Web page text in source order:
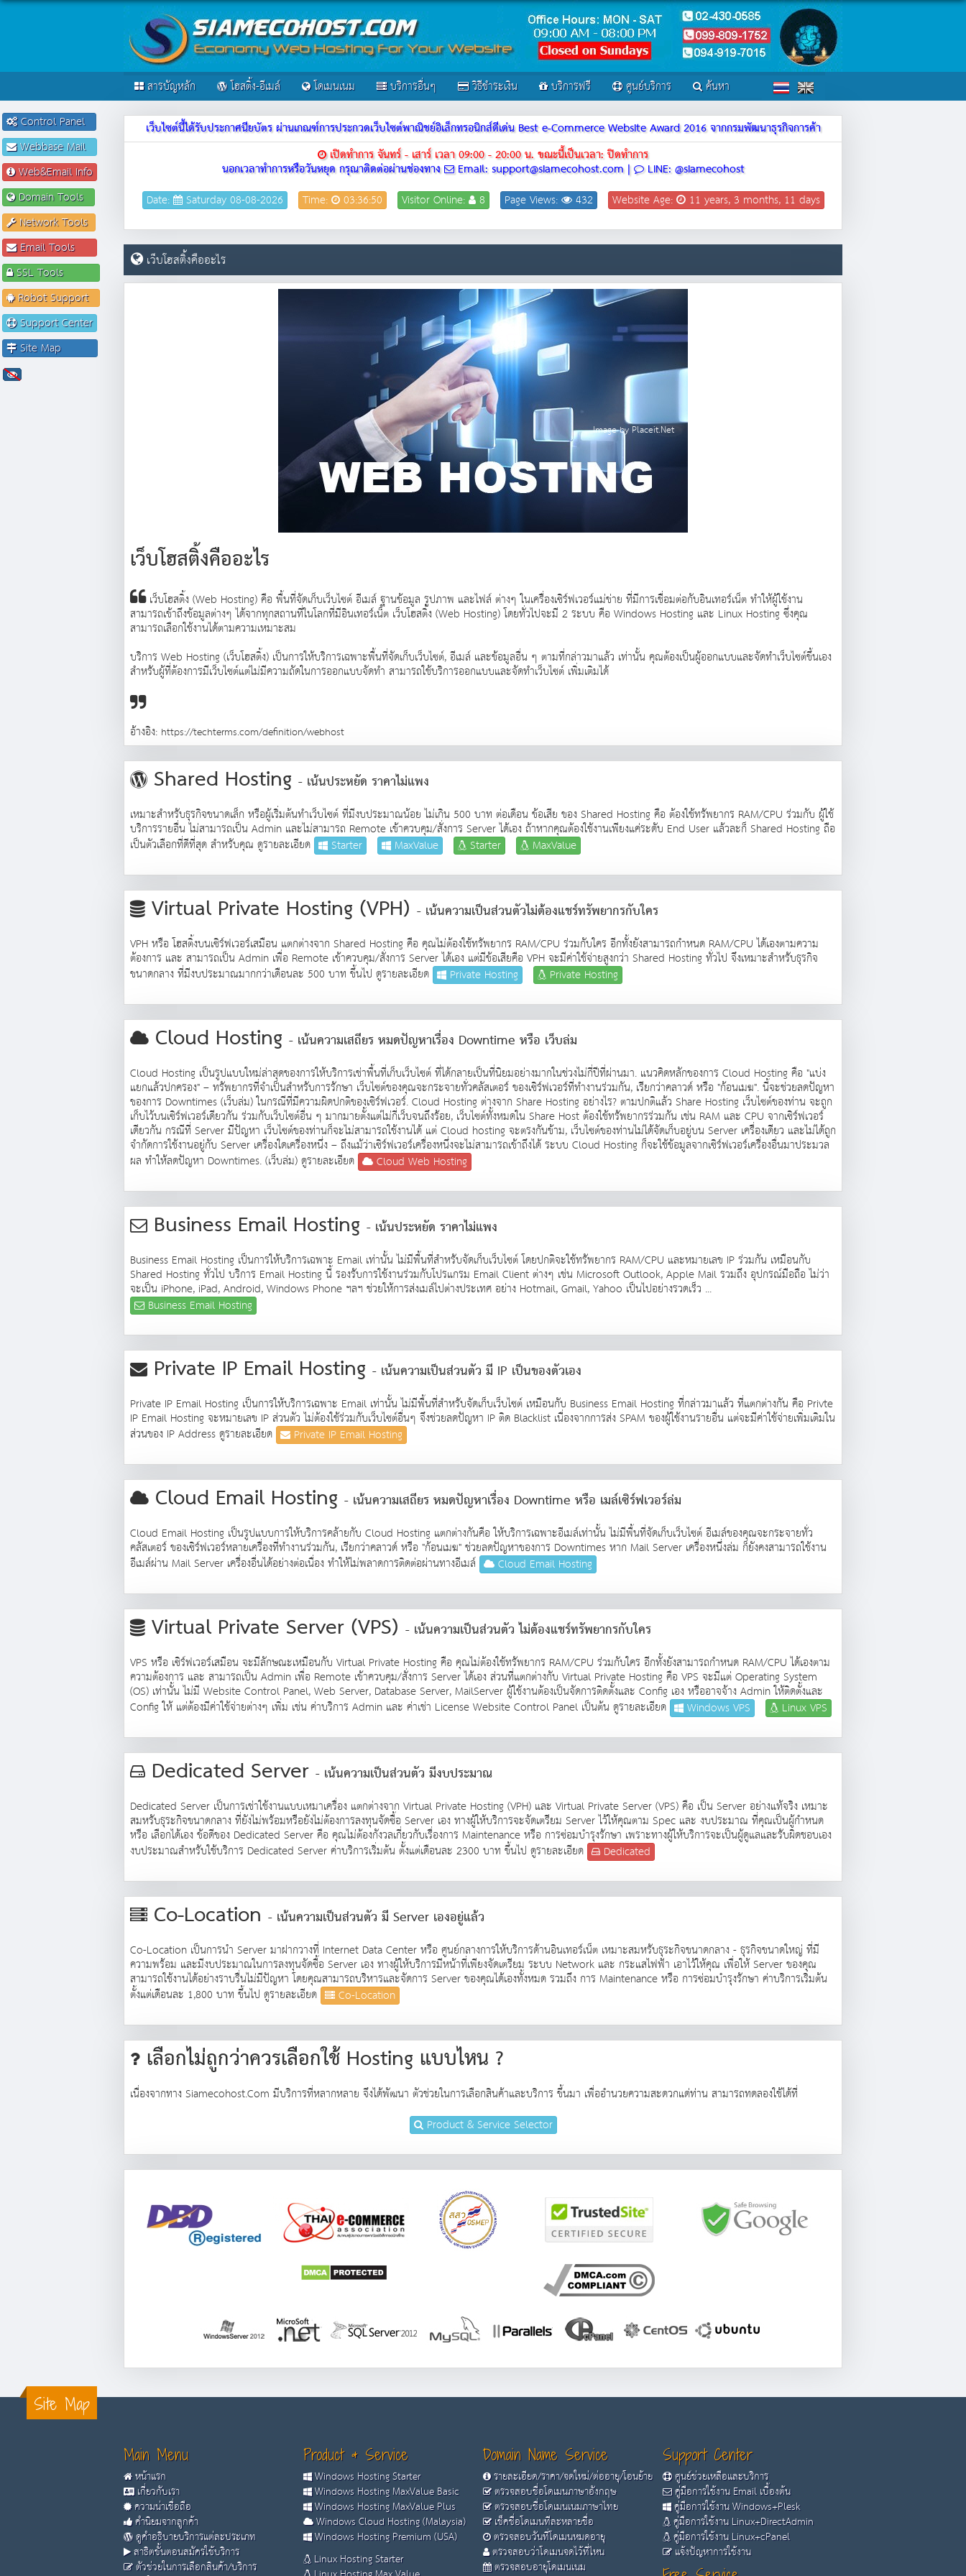
สารบัญหลัก โฮสติ้ง-อีเมล์ โดเมนเนม บริการอื่นๆ วิธีชำระเงิน บริการฟรี ศูนย์บริการ ค้นหา
เว็บไซต์นี้ได้รับประกาศนียบัตร ผ่านเกณฑ์การประกวดเว็บไซต์พาณิชย์อิเล็กทรอนิกส์ดีเด่น Best e-Commerce Website Award 2016 จากกรมพัฒนาธุรกิจการค้า
เปิดทำการ จันทร์ - เสาร์ เวลา 09:00 - 20:00 น.ขณะนี้เป็นเวลา: ปิดทำการ
นอกเวลาทำการหรือวันหยุด กรุณาติดต่อผ่านช่องทาง Email: support@siamecohost.com | LINE: @siamecohost
Date: Saturday 08-08-2026 Time: 03:36:50 Visitor Online: 8 Page Views: 432 Website Age: 11 years, 3 months, 11 days
เว็บโฮสติ้งคืออะไร
Image by Placeit.Net
เว็บโฮสติ้งคืออะไร
เว็บโฮสติ้ง (Web Hosting) คือ พื้นที่จัดเก็บเว็บไซต์ อีเมล์ ฐานข้อมูล รูปภาพ และไฟล์ ต่างๆ ในเครื่องเซิร์ฟเวอร์แม่ข่าย ที่มีการเชื่อมต่อกับอินเทอร์เน็ต ทำให้ผู้ใช้งาน
สามารถเข้าถึงข้อมูลต่างๆ ได้จากทุกสถานที่ในโลกที่มีอินเทอร์เน็ต เว็บโฮสติ้ง (Web Hosting) โดยทั่วไปจะมี 2 ระบบ คือ Windows Hosting และ Linux Hosting ซึ่งคุณ
สามารถเลือกใช้งานได้ตามความเหมาะสม
บริการ Web Hosting (เว็บโฮสติ้ง) เป็นการให้บริการเฉพาะพื้นที่จัดเก็บเว็บไซต์, อีเมล์ และข้อมูลอื่น ๆ ตามที่กล่าวมาแล้ว เท่านั้น คุณต้องเป็นผู้ออกแบบและจัดทำเว็บไซต์ขึ้นเอง
สำหรับผู้ที่ต้องการมีเว็บไซต์แต่ไม่มีความถัดในการออกแบบจัดทำ สามารถใช้บริการออกแบบและจัดทำเว็บไซต์ เพิ่มเติมได้
อ้างอิง: https://techterms.com/definition/webhost
Shared Hosting - เน้นประหยัด ราคาไม่แพง
เหมาะสำหรับธุรกิจขนาดเล็ก หรือผู้เริ่มต้นทำเว็บไซต์ ที่มีงบประมาณน้อย ไม่เกิน 500 บาท ต่อเดือน ข้อเสีย ของ Shared Hosting คือ ต้องใช้ทรัพยากร RAM/CPU ร่วมกับ ผู้ใช้
บริการรายอื่น ไม่สามารถเป็น Admin และไม่สามารถ Remote เข้าควบคุม/สั่งการ Server ได้เอง ถ้าหากคุณต้องใช้งานเพียงแค่ระดับ End User แล้วละก็ Shared Hosting ถือ
เป็นตัวเลือกที่ดีที่สุด สำหรับคุณ ดูรายละเอียด
Starter MaxValue Starter MaxValue
Virtual Private Hosting (VPH) - เน้นความเป็นส่วนตัวไม่ต้องแชร์ทรัพยากรกับใคร
VPH หรือ โฮสติ้งบนเซิร์ฟเวอร์เสมือน แตกต่างจาก Shared Hosting คือ คุณไม่ต้องใช้ทรัพยากร RAM/CPU ร่วมกับใคร อีกทั้งยังสามารถกำหนด RAM/CPU ได้เองตามความ
ต้องการ และ สามารถเป็น Admin เพื่อ Remote เข้าควบคุม/สั่งการ Server ได้เอง แต่มีข้อเสียคือ VPH จะมีค่าใช้จ่ายสูงกว่า Shared Hosting ทั่วไป จึงเหมาะสำหรับธุรกิจ
ขนาดกลาง ที่มีงบประมาณมากกว่าเดือนละ 500 บาท ขึ้นไป ดูรายละเอียด
Private Hosting Private Hosting
Cloud Hosting - เน้นความเสถียร หมดปัญหาเรื่อง Downtime หรือ เว็บล่ม
Cloud Hosting เป็นรูปแบบใหม่ล่าสุดของการให้บริการเช่าพื้นที่เก็บเว็บไซต์ ที่ได้กลายเป็นที่นิยมอย่างมากในช่วงไม่กี่ปีที่ผ่านมา. แนวคิดหลักของการ Cloud Hosting คือ "แบ่ง
แยกแล้วปกครอง" – ทรัพยากรที่จำเป็นสำหรับการรักษา เว็บไซต์ของคุณจะกระจายทั่วคลัสเตอร์ ของเซิร์ฟเวอร์ที่ทำงานร่วมกัน, เรียกว่าคลาวด์ หรือ "ก้อนเมฆ". นี้จะช่วยลดปัญหา
ของการ Downtimes (เว็บล่ม) ในกรณีที่มีความผิดปกติของเซิร์ฟเวอร์. Cloud Hosting ต่างจาก Share Hosting อย่างไร? ตามปกติแล้ว Share Hosting เว็บไซต์ของท่าน จะถูก
เก็บไว้บนเซิร์ฟเวอร์เดียวกัน ร่วมกับเว็บไซต์อื่น ๆ มากมายตั้งแต่ไม่กี่เว็บจนถึงร้อย, เว็บไซต์ทั้งหมดใน Share Host ต้องใช้ทรัพยากรร่วมกัน เช่น RAM และ CPU จากเซิร์ฟเวอร์
เดียวกัน กรณีที่ Server มีปัญหา เว็บไซต์ของท่านก็จะไม่สามารถใช้งานได้ แต่ Cloud hosting จะตรงกันข้าม, เว็บไซต์ของท่านไม่ได้จัดเก็บอยู่บน Server เครื่องเดียว และไม่ได้ถูก
จำกัดการใช้งานอยู่กับ Server เครื่องใดเครื่องหนึ่ง – ถึงแม้ว่าเซิร์ฟเวอร์เครื่องหนึ่งจะไม่สามารถเข้าถึงได้ ระบบ Cloud Hosting ก็จะใช้ข้อมูลจากเซิร์ฟเวอร์เครื่องอื่นมาประมวล
ผล ทำให้ลดปัญหา Downtimes. (เว็บล่ม) ดูรายละเอียด
Cloud Web Hosting
Business Email Hosting - เน้นประหยัด ราคาไม่แพง
Business Email Hosting เป็นการให้บริการเฉพาะ Email เท่านั้น ไม่มีพื้นที่สำหรับจัดเก็บเว็บไซต์ โดยปกติจะใช้ทรัพยากร RAM/CPU และหมายเลข IP ร่วมกัน เหมือนกับ
Shared Hosting ทั่วไป บริการ Email Hosting นี้ รองรับการใช้งานร่วมกับโปรแกรม Email Client ต่างๆ เช่น Microsoft Outlook, Apple Mail รวมถึง อุปกรณ์มือถือ ไม่ว่า
จะเป็น iPhone, iPad, Android, Windows Phone ฯลฯ ช่วยให้การส่งเมล์ไปต่างประเทศ อย่าง Hotmail, Gmail, Yahoo เป็นไปอย่างรวดเร็ว ...
Business Email Hosting
Private IP Email Hosting - เน้นความเป็นส่วนตัว มี IP เป็นของตัวเอง
Private IP Email Hosting เป็นการให้บริการเฉพาะ Email เท่านั้น ไม่มีพื้นที่สำหรับจัดเก็บเว็บไซต์ เหมือนกับ Business Email Hosting ที่กล่าวมาแล้ว ที่แตกต่างกัน คือ Privte
IP Email Hosting จะหมายเลข IP ส่วนตัว ไม่ต้องใช้ร่วมกับเว็บไซต์อื่นๆ จึงช่วยลดปัญหา IP ติด Blacklist เนื่องจากการส่ง SPAM ของผู้ใช้งานรายอื่น แต่จะมีค่าใช้จ่ายเพิ่มเติมใน
ส่วนของ IP Address ดูรายละเอียด
Private IP Email Hosting
Cloud Email Hosting - เน้นความเสถียร หมดปัญหาเรื่อง Downtime หรือ เมล์เซิร์ฟเวอร์ล่ม
Cloud Email Hosting เป็นรูปแบบการให้บริการคล้ายกับ Cloud Hosting แตกต่างกันคือ ให้บริการเฉพาะอีเมล์เท่านั้น ไม่มีพื้นที่จัดเก็บเว็บไซต์ อีเมล์ของคุณจะกระจายทั่ว
คลัสเตอร์ ของเซิร์ฟเวอร์หลายเครื่องที่ทำงานร่วมกัน, เรียกว่าคลาวด์ หรือ "ก้อนเมฆ" ช่วยลดปัญหาของการ Downtimes หาก Mail Server เครื่องหนึ่งล่ม ก็ยังคงสามารถใช้งาน
อีเมล์ผ่าน Mail Server เครื่องอื่นได้อย่างต่อเนื่อง ทำให้ไม่พลาดการติดต่อผ่านทางอีเมล์
Cloud Email Hosting
Virtual Private Server (VPS) - เน้นความเป็นส่วนตัว ไม่ต้องแชร์ทรัพยากรกับใคร
VPS หรือ เซิร์ฟเวอร์เสมือน จะมีลักษณะเหมือนกับ Virtual Private Hosting คือ คุณไม่ต้องใช้ทรัพยากร RAM/CPU ร่วมกับใคร อีกทั้งยังสามารถกำหนด RAM/CPU ได้เองตาม
ความต้องการ และ สามารถเป็น Admin เพื่อ Remote เข้าควบคุม/สั่งการ Server ได้เอง ส่วนที่แตกต่างกับ Virtual Private Hosting คือ VPS จะมีแต่ Operating System
(OS) เท่านั้น ไม่มี Website Control Panel, Web Server, Database Server, MailServer ผู้ใช้งานต้องเป็นจัดการติดตั้งและ Config เอง หรืออาจจ้าง Admin ให้ติดตั้งและ
Config ให้ แต่ต้องมีค่าใช้จ่ายต่างๆ เพิ่ม เช่น ค่าบริการ Admin และ ค่าเช่า License Website Control Panel เป็นต้น ดูรายละเอียด
Windows VPS Linux VPS
Dedicated Server - เน้นความเป็นส่วนตัว มีงบประมาณ
Dedicated Server เป็นการเช่าใช้งานแบบเหมาเครื่อง แตกต่างจาก Virtual Private Hosting (VPH) และ Virtual Private Server (VPS) คือ เป็น Server อย่างแท้จริง เหมาะ
สมหรับธุระกิจขนาดกลาง ที่ยังไม่พร้อมหรือยังไม่ต้องการลงทุนจัดซื้อ Server เอง ทางผู้ให้บริการจะจัดเตรียม Server ไว้ให้คุณตาม Spec และ งบประมาณ ที่คุณเป็นผู้กำหนด
หรือ เลือกได้เอง ข้อดีของ Dedicated Server คือ คุณไม่ต้องกังวลเกี่ยวกับเรื่องการ Maintenance หรือ การซ่อมบำรุงรักษา เพราะทางผู้ให้บริการจะเป็นผู้ดูแลและรับผิดชอบเอง
งบประมาณสำหรับใช้บริการ Dedicated Server ค่าบริการเริ่มต้น ตั้งแต่เดือนละ 2300 บาท ขึ้นไป ดูรายละเอียด
Dedicated
Co-Location - เน้นความเป็นส่วนตัว มี Server เองอยู่แล้ว
Co-Location เป็นการนำ Server มาฝากวางที่ Internet Data Center หรือ ศูนย์กลางการให้บริการด้านอินเทอร์เน็ต เหมาะสมหรับธุระกิจขนาดกลาง - ธุรกิจขนาดใหญ่ ที่มี
ความพร้อม และมีงบประมาณในการลงทุนจัดซื้อ Server เอง ทางผู้ให้บริการมีหน้าที่เพียงจัดเตรียม ระบบ Network และ กระแสไฟฟ้า เอาไว้ให้คุณ เพื่อให้ Server ของคุณ
สามารถใช้งานได้อย่างราบรื่นไม่มีปัญหา โดยคุณสามารถบริหารและจัดการ Server ของคุณได้เองทั้งหมด รวมถึง การ Maintenance หรือ การซ่อมบำรุงรักษา ค่าบริการเริ่มต้น
ตั้งแต่เดือนละ 1,800 บาท ขึ้นไป ดูรายละเอียด
Co-Location
เลือกไม่ถูกว่าควรเลือกใช้ Hosting แบบไหน ?
เนื่องจากทาง Siamecohost.Com มีบริการที่หลากหลาย จึงได้พัฒนา ตัวช่วยในการเลือกสินค้าและบริการ ขึ้นมา เพื่ออำนวยความสะดวกแด่ท่าน สามารถทดลองใช้ได้ที่
Product & Service Selector
Site Map
Main Menu
หน้าแรก
เกี่ยวกับเรา
ความน่าเชื่อถือ
คำนิยมจากลูกค้า
ดูคำอธิบายบริการแต่ละประเภท
สาธิตขั้นตอนสมัครใช้บริการ
ตัวช่วยในการเลือกสินค้า/บริการ
Product & Service
Windows Hosting Starter
Windows Hosting MaxValue Basic
Windows Hosting MaxValue Plus
Windows Cloud Hosting (Malaysia)
Windows Hosting Premium (USA)
Linux Hosting Starter
Domain Name Service
รายละเอียด/ราคา/จดใหม่/ต่ออายุ/โอนย้าย
ตรวจสอบชื่อโดเมนภาษาอังกฤษ
ตรวจสอบชื่อโดเมนเนมภาษาไทย
เช็คชื่อโดเมนทีละหลายชื่อ
ตรวจสอบวันที่โดเมนหมดอายุ
ตรวจสอบว่าโดเมนจดไว้ที่ไหน
ตรวจสอบอายุโดเมนเนม
Support Center
ศูนย์ช่วยเหลือและบริการ
คู่มือการใช้งาน Email เบื้องต้น
คู่มือการใช้งาน Windows+Plesk
คู่มือการใช้งาน Linux+DirectAdmin
คู่มือการใช้งาน Linux+cPanel
แจ้งปัญหาการใช้งาน
Control Panel
Webbase Mail
Web&Email Info
Domain Tools
Network Tools
Email Tools
SSL Tools
Robot Support
Support Center
Site Map